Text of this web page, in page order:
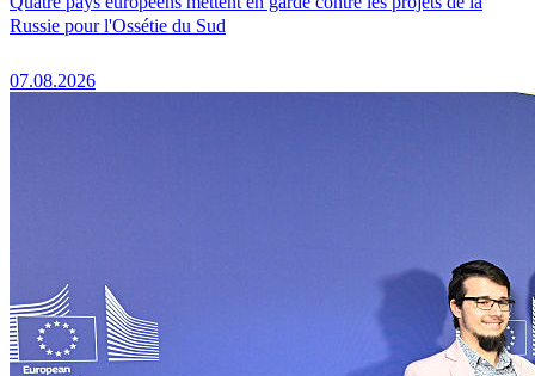
Russie pour l'Ossétie du Sud
07.08.2026